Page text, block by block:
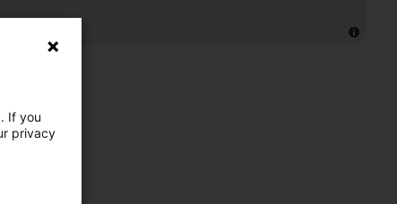
If you
privacy